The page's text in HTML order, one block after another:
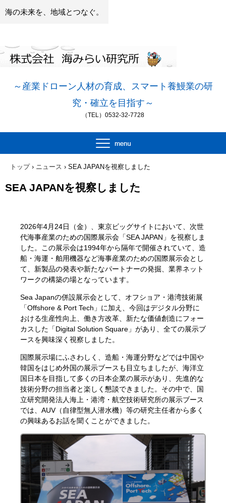
海の未来を、地域とつなぐ。
～産業ドローン人材の育成、スマート養鰻業の研
究・確立を目指す～
（TEL）0532-32-7728
トップ › ニュース › SEA JAPANを視察しました
SEA JAPANを視察しました
2026年4月24日（金）、東京ビッグサイトにおいて、次世
代海事産業のための国際展示会「SEA JAPAN」を視察しま
した。この展示会は1994年から隔年で開催されていて、造
船・海運・舶用機器など海事産業のための国際展示会とし
て、新製品の発表や新たなパートナーの発掘、業界ネット
ワークの構築の場となっています。
Sea Japanの併設展示会として、オフショア・港湾技術展
「Offshore & Port Tech」に加え、今回はデジタル分野に
おける生産性向上、働き方改革、新たな価値創造にフォー
カスした「Digital Solution Square」があり、全ての展示ブ
ースを興味深く視察しました。
国際展示場にふさわしく、造船・海運分野などでは中国や
韓国をはじめ外国の展示ブースも目立ちましたが、海洋立
国日本を目指して多くの日本企業の展示があり、先進的な
技術分野の担当者と楽しく懇談できました。その中で、国
立研究開発法人海上・港湾・航空技術研究所の展示ブース
では、AUV（自律型無人潜水機）等の研究主任者から多く
の興味あるお話を聞くことができました。